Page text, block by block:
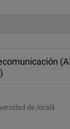
de las
de Alcalá